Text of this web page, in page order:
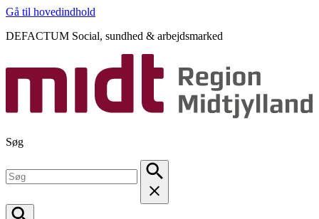
Gå til hovedindhold
DEFACTUM Social, sundhed & arbejdsmarked
Søg